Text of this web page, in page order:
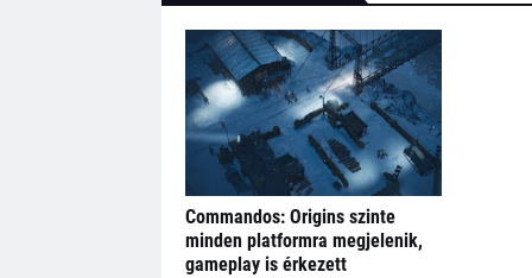
Commandos: Origins szinte
minden platformra megjelenik,
gameplay is érkezett